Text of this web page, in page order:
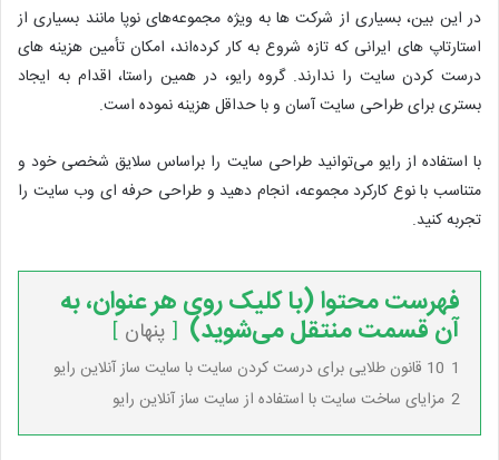
در این بین، بسیاری از شرکت ها به ویژه مجموعه‌های نوپا مانند بسیاری از
استارتاپ های ایرانی که تازه شروع به کار کرده‌‌اند، امکان تأمین هزینه های
درست کردن سایت را ندارند. گروه رایو، در همین راستا، اقدام به ایجاد
بستری برای طراحی سایت آسان و با حداقل هزینه نموده است.
با استفاده از رایو می‌توانید طراحی سایت را براساس سلایق شخصی خود و
متناسب با نوع کارکرد مجموعه، انجام دهید و طراحی حرفه ای وب سایت را
تجربه کنید.
فهرست محتوا (با کلیک روی هر عنوان، به
آن قسمت منتقل می‌شوید) پنهان
1 10 قانون طلایی برای درست کردن سایت با سایت ساز آنلاین رایو
2 مزایای ساخت سایت با استفاده از سایت ساز آنلاین رایو